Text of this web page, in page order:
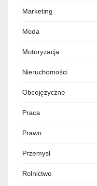
Marketing
Moda
Motoryzacja
Nieruchomości
Obcojęzyczne
Praca
Prawo
Przemysł
Rolnictwo